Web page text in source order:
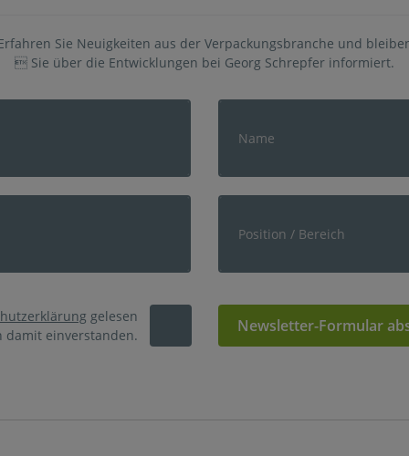
Sie Neuigkeiten aus der Verpackungsbranche und
 Sie über die Entwicklungen bei Georg Schrepfer informiert.
gelesen
damit einverstanden.
Newsletter-Formular